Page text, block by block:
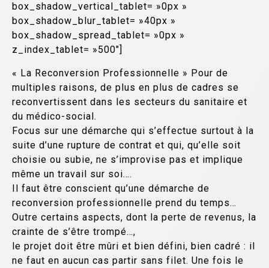
box_shadow_vertical_tablet= »0px »
box_shadow_blur_tablet= »40px »
box_shadow_spread_tablet= »0px »
z_index_tablet= »500″]
« La Reconversion Professionnelle » Pour de
multiples raisons, de plus en plus de cadres se
reconvertissent dans les secteurs du sanitaire et
du médico-social.
Focus sur une démarche qui s’effectue surtout à la
suite d’une rupture de contrat et qui, qu’elle soit
choisie ou subie, ne s’improvise pas et implique
même un travail sur soi….
Il faut être conscient qu’une démarche de
reconversion professionnelle prend du temps…
Outre certains aspects, dont la perte de revenus, la
crainte de s’être trompé…,
le projet doit être mûri et bien défini, bien cadré : il
ne faut en aucun cas partir sans filet. Une fois le